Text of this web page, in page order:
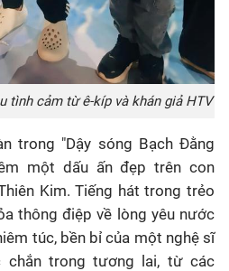
tình cảm từ ê-kíp và khán giả HTV
trong "Dậy sóng Bạch Đằng
một dấu ấn đẹp trên con
Kim. Tiếng hát trong trẻo
thông điệp về lòng yêu nước
túc, bền bỉ của một nghệ sĩ
chắn trong tương lai, từ các